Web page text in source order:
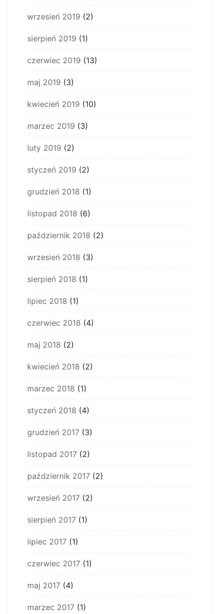
wrzesień 2019 (2)
sierpień 2019 (1)
czerwiec 2019 (13)
maj 2019 (3)
kwiecień 2019 (10)
marzec 2019 (3)
luty 2019 (2)
styczeń 2019 (2)
grudzień 2018 (1)
listopad 2018 (6)
październik 2018 (2)
wrzesień 2018 (3)
sierpień 2018 (1)
lipiec 2018 (1)
czerwiec 2018 (4)
maj 2018 (2)
kwiecień 2018 (2)
marzec 2018 (1)
styczeń 2018 (4)
grudzień 2017 (3)
listopad 2017 (2)
październik 2017 (2)
wrzesień 2017 (2)
sierpień 2017 (1)
lipiec 2017 (1)
czerwiec 2017 (1)
maj 2017 (4)
marzec 2017 (1)